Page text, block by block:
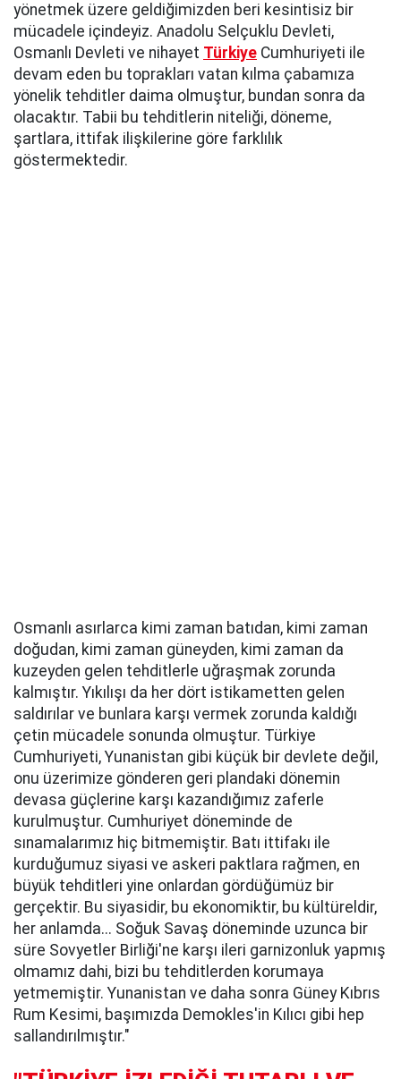
yönetmek üzere geldiğimizden beri kesintisiz bir
mücadele içindeyiz. Anadolu Selçuklu Devleti,
Osmanlı Devleti ve nihayet Türkiye Cumhuriyeti ile
devam eden bu toprakları vatan kılma çabamıza
yönelik tehditler daima olmuştur, bundan sonra da
olacaktır. Tabii bu tehditlerin niteliği, döneme,
şartlara, ittifak ilişkilerine göre farklılık
göstermektedir.
Osmanlı asırlarca kimi zaman batıdan, kimi zaman
doğudan, kimi zaman güneyden, kimi zaman da
kuzeyden gelen tehditlerle uğraşmak zorunda
kalmıştır. Yıkılışı da her dört istikametten gelen
saldırılar ve bunlara karşı vermek zorunda kaldığı
çetin mücadele sonunda olmuştur. Türkiye
Cumhuriyeti, Yunanistan gibi küçük bir devlete değil,
onu üzerimize gönderen geri plandaki dönemin
devasa güçlerine karşı kazandığımız zaferle
kurulmuştur. Cumhuriyet döneminde de
sınamalarımız hiç bitmemiştir. Batı ittifakı ile
kurduğumuz siyasi ve askeri paktlara rağmen, en
büyük tehditleri yine onlardan gördüğümüz bir
gerçektir. Bu siyasidir, bu ekonomiktir, bu kültüreldir,
her anlamda... Soğuk Savaş döneminde uzunca bir
süre Sovyetler Birliği'ne karşı ileri garnizonluk yapmış
olmamız dahi, bizi bu tehditlerden korumaya
yetmemiştir. Yunanistan ve daha sonra Güney Kıbrıs
Rum Kesimi, başımızda Demokles'in Kılıcı gibi hep
sallandırılmıştır."